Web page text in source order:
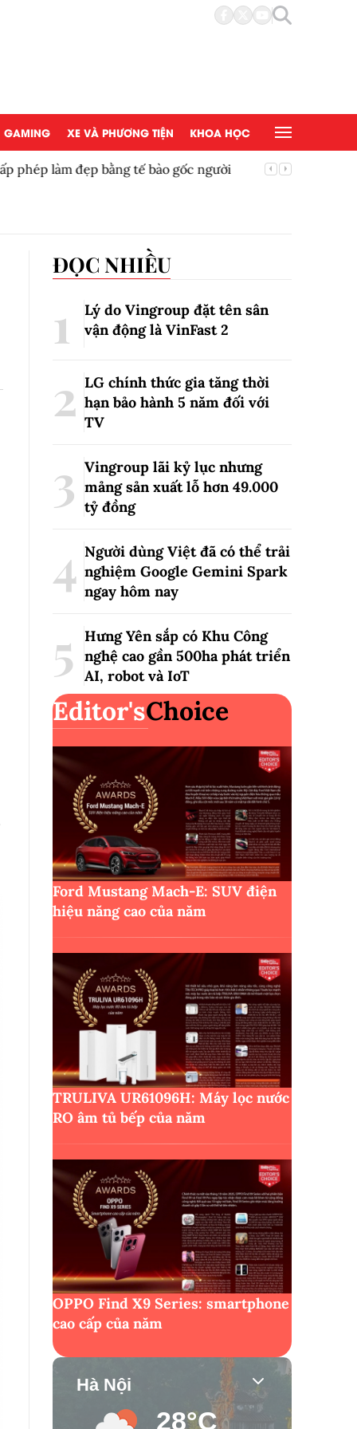
GAMING XE VÀ PHƯƠNG TIỆN KHOA HỌC
bằng tế bào gốc người
ĐỌC NHIỀU
Lý do Vingroup đặt tên sân
vận động là VinFast2
LG chính thức gia tăng thời
hạn bảo hành 5 năm đối với
TV
Vingroup lãi kỷ lục nhưng
mảng sản xuất lỗ hơn 49.000
tỷ đồng
Người dùng Việt đã có thể trải
nghiệm Google Gemini Spark
ngay hôm nay
Hưng Yên sắp có Khu Công
nghệ cao gần 500ha phát triển
AI, robot và IoT
Editor'sChoice
Ford Mustang Mach-E: SUV điện
hiệu năng cao của năm
TRULIVA UR61096H: Máy lọc nước
RO âm tủ bếp của năm
OPPO Find X9 Series: smartphone
cao cấp của năm
Hà Nội
28°C